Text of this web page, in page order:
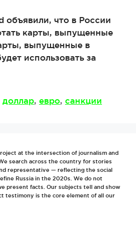
объявили, что в России
карты, выпущенные
выпущенные в
использовать за
доллар, евро, санкции
at the intersection of journalism and
search across the country for stories
representative — reflecting the social
Russia in the 2020s. We do not
present facts. Our subjects tell and show
testimony is the core element of all our